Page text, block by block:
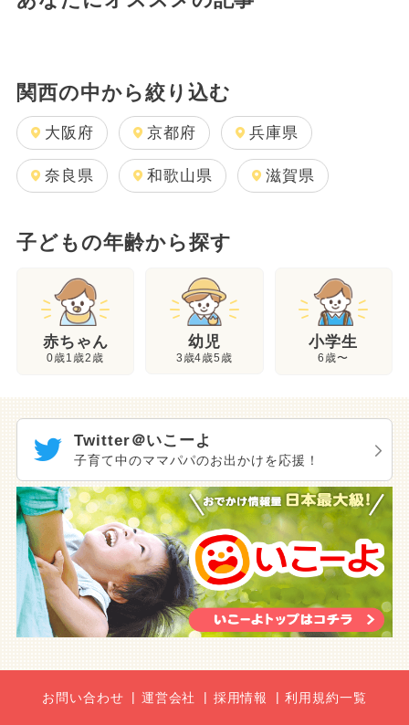
関西の中から絞り込む
大阪府 京都府 兵庫県
奈良県 和歌山県 滋賀県
子どもの年齢から探す
赤ちゃん
0歳1歳2歳
幼児
3歳4歳5歳
小学生
6歳〜
Twitter＠いこーよ
子育て中のママパパのお出かけを応援！
お問い合わせ 運営会社 採用情報 利用規約一覧